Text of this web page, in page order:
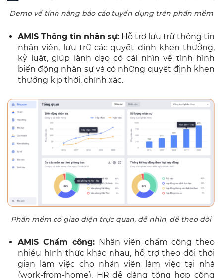
Demo về tính năng báo cáo tuyển dụng trên phần mềm
AMIS Thông tin nhân sự: Hỗ trợ lưu trữ thông tin
nhân viên, lưu trữ các quyết định khen thưởng,
kỷ luật, giúp lãnh đạo có cái nhìn về tình hình
biến động nhân sự và có những quyết định khen
thưởng kịp thời, chính xác.
Phần mềm có giao diện trực quan, dễ nhìn, dễ theo dõi
AMIS Chấm công:Nhân viên chấm công theo
nhiều hình thức khác nhau, hỗ trợ theo dõi thời
gian làm việc cho nhân viên làm việc tại nhà
(work-from-home). HR dễ dàng tổng hợp công